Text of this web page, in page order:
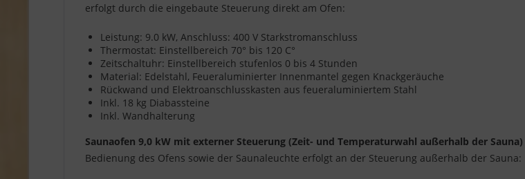
erfolgt durch die eingebaute Steuerung direkt am Ofen:
Leistung: 9.0 kW, Anschluss: 400 V Starkstromanschluss
Thermostat: Einstellbereich 70° bis 120 C°
Zeitschaltuhr: Einstellbereich stufenlos 0 bis 4 Stunden
Material: Edelstahl, Feueraluminierter Innenmantel gegen Knackgeräuche
Rückwand und Elektroanschlusskasten aus feueraluminiertem Stahl
Inkl. 18 kg Diabassteine
Inkl. Wandhalterung
Saunaofen 9,0 kW mit externer Steuerung (Zeit- und Temperaturwahl außerhalb der Sauna)
Bedienung des Ofens sowie der Saunaleuchte erfolgt an der Steuerung außerhalb der Sauna: